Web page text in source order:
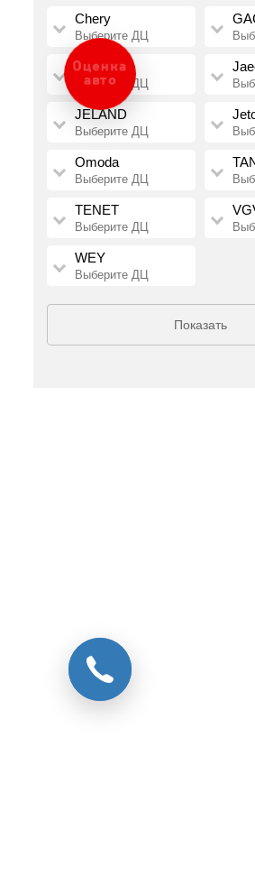
Chery
Выберите ДЦ
HAVAL
Выберите ДЦ
JELAND
Выберите ДЦ
Omoda
Выберите ДЦ
TENET
Выберите ДЦ
WEY
Выберите ДЦ
Показать
Оценка
авто